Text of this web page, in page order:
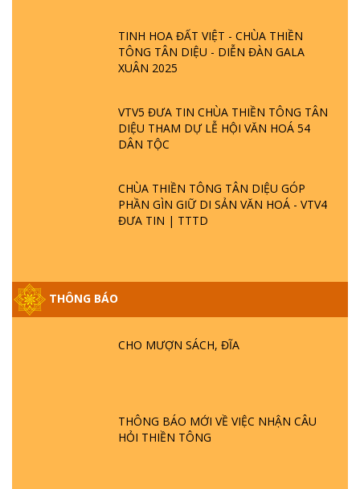
TINH HOA ĐẤT VIỆT - CHÙA THIỀN
TÔNG TÂN DIỆU - DIỄN ĐÀN GALA
XUÂN 2025
VTV5 ĐƯA TIN CHÙA THIỀN TÔNG TÂN
DIỆU THAM DỰ LỄ HỘI VĂN HOÁ 54
DÂN TỘC
CHÙA THIỀN TÔNG TÂN DIỆU GÓP
PHẦN GÌN GIỮ DI SẢN VĂN HOÁ - VTV4
ĐƯA TIN | TTTD
THÔNG BÁO
CHO MƯỢN SÁCH, ĐĨA
THÔNG BÁO MỚI VỀ VIỆC NHẬN CÂU
HỎI THIỀN TÔNG
GIẢI ĐÁP ĐẶC BIỆT P25 - SUỐT 49 NĂM
PHẬT KHÔNG NÓI? HỘI LONG HOA LÀ
GIẢI ĐÁP ĐẶC BIỆT P24 - TÁNH PHẬT
GIẢI ĐÁP ĐẶC BIỆT P23 - THIÊN ĐÀNG Ở
ĐÂU? ĐỊA NGỤC Ở ĐÂU? ĐỨC CHÚA TRỜI